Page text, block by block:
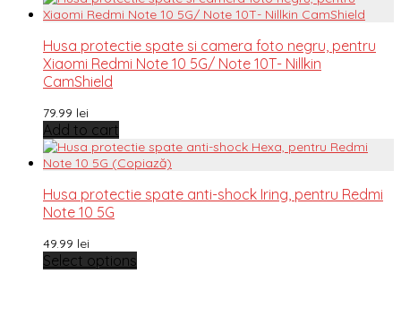
Husa protectie spate si camera foto negru, pentru
Xiaomi Redmi Note 10 5G/ Note 10T- Nillkin
CamShield
79.99 lei
Add to cart
Husa protectie spate anti-shock Iring, pentru Redmi
Note 10 5G
49.99 lei
Select options